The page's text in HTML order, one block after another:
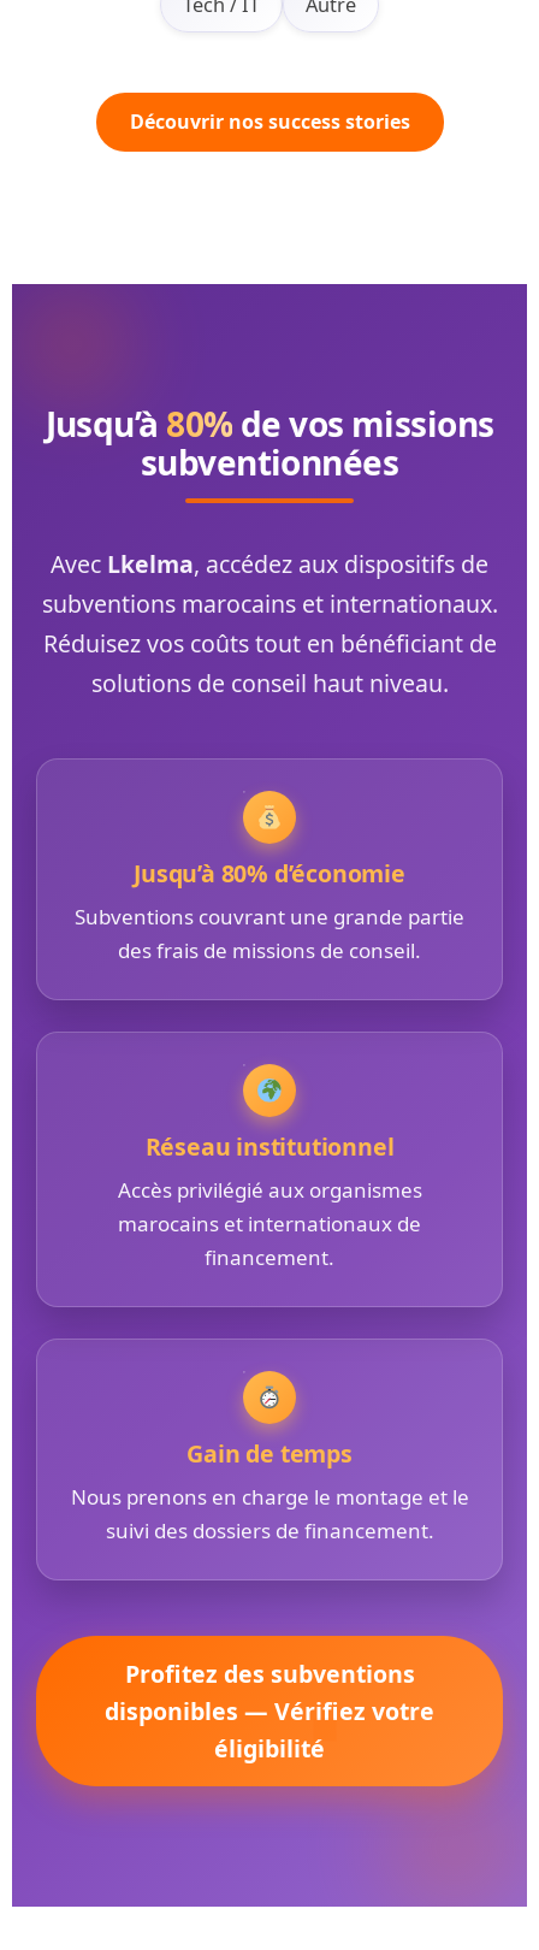
Découvrir nos success stories
Jusqu’à 80% de vos missions
subventionnées
Avec Lkelma, accédez aux dispositifs de
subventions marocains et internationaux.
Réduisez vos coûts tout en bénéficiant de
solutions de conseil haut niveau.
Jusqu’à 80% d’économie
Subventions couvrant une grande partie
des frais de missions de conseil.
Réseau institutionnel
Accès privilégié aux organismes
marocains et internationaux de
financement.
Gain de temps
Nous prenons en charge le montage et le
suivi des dossiers de financement.
Profitez des subventions
disponibles — Vérifiez votre
éligibilité